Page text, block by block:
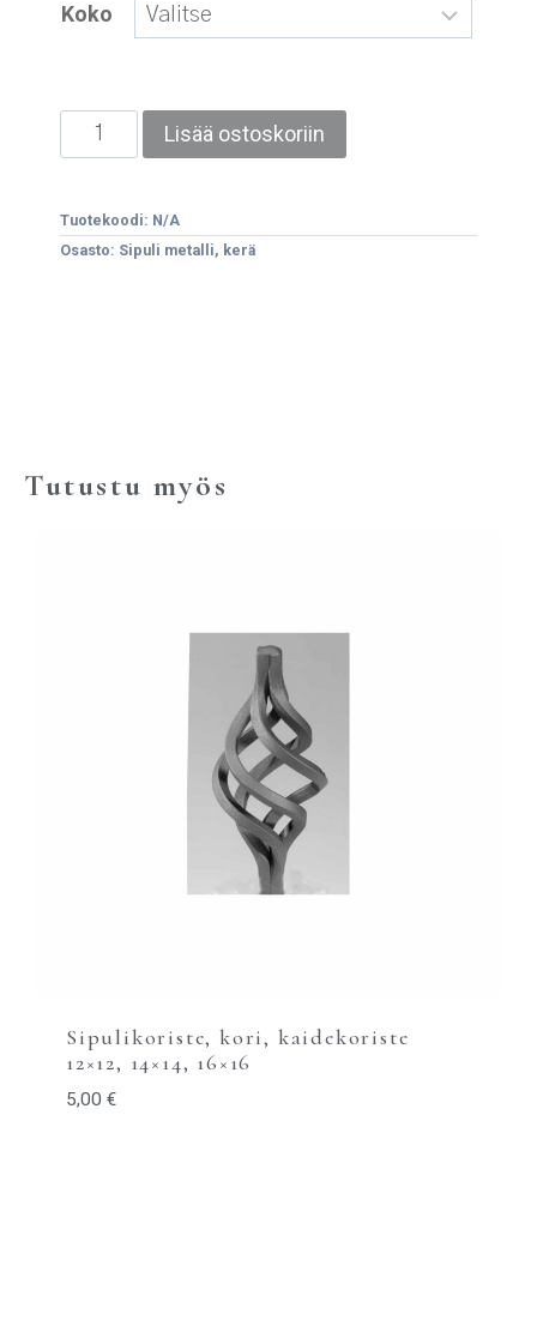
Koko
Lisää ostoskoriin
Tuotekoodi: N/A
Osasto: Sipuli metalli, kerä
Tutustu myös
Sipulikoriste, kori, kaidekoriste
12×12, 14×14, 16×16
5,00 €